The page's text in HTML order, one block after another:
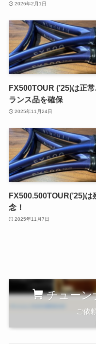
2026年2月1日
FX500TOUR (’25)は正
ランス品を確保
2025年11月24日
FX500.500TOUR(’25)は
念！
2025年11月7日
チューン
ご依